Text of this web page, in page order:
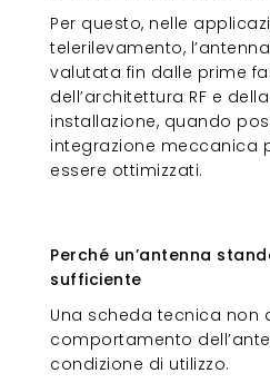
Per questo, nelle
telerilevamento,
valutata fin dalle prime
dell’architettura RF e
installazione, quando
integrazione meccanica
essere ottimizzati.
Perché un’antenna
sufficiente
Una scheda tecnica non
comportamento
condizione di utilizzo.